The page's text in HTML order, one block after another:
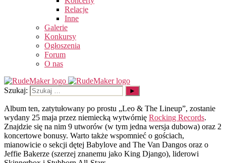
Relacje
Inne
Galerie
Konkursy
Ogłoszenia
Forum
O nas
Szukaj:
Album ten, zatytułowany po prostu „Leo & The Lineup”, zostanie
wydany 25 maja przez niemiecką wytwórnię Rocking Records.
Znajdzie się na nim 9 utworów (w tym jedna wersja dubowa) oraz 2
koncertowe bonusy. Warto także wspomnieć o gościach,
mianowicie o sekcji dętej Babylove and The Van Dangos oraz o
Jeffie Bakerze (szerzej znanemu jako King Django), liderowi